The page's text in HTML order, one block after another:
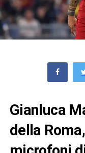
Gianluca
della